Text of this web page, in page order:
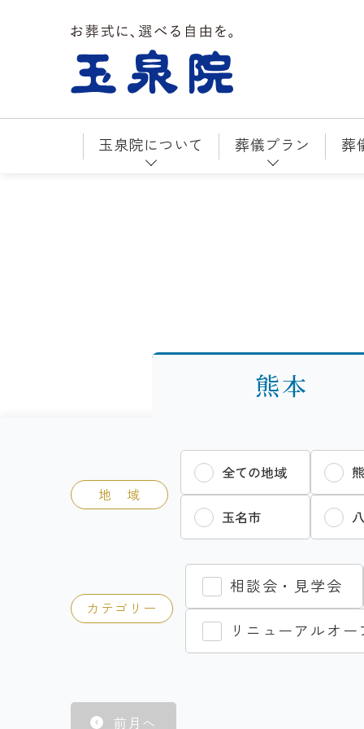
お葬式に、選べる自由を。玉泉院
玉泉院について 葬儀プラン 葬
熊本
地 域
全ての地域
玉名市
カテゴリー
相談会・見学会
リニューアルオー
前月へ